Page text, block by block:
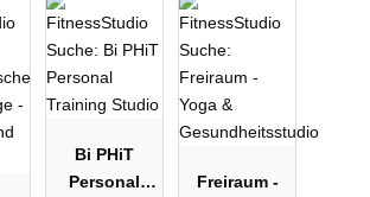
Bi PHiT
Personal
Freiraum -